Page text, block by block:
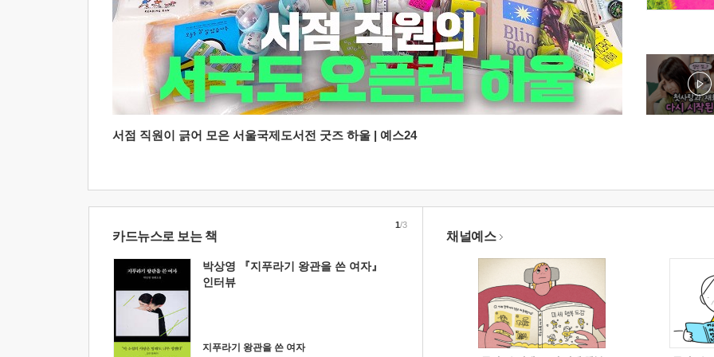
서점 직원이 긁어 모은 서울국제도서전 굿즈 하울 | 예스24
카드뉴스로 보는 책
박상영 『지푸라기 왕관을 쓴 여자』
인터뷰
지푸라기 왕관을 쓴 여자
1/3
채널예스